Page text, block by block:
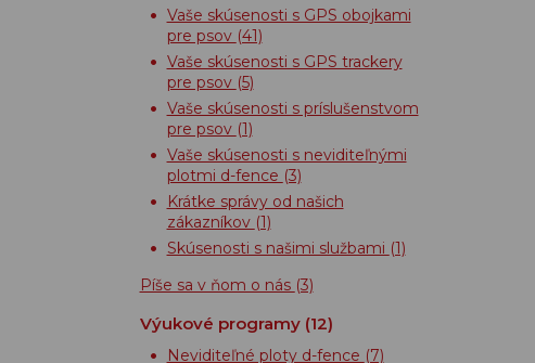
Vaše skúsenosti s GPS obojkami
pre psov (41)
Vaše skúsenosti s GPS trackery
pre psov (5)
Vaše skúsenosti s príslušenstvom
pre psov (1)
Vaše skúsenosti s neviditeľnými
plotmi d-fence (3)
Krátke správy od našich
zákazníkov (1)
Skúsenosti s našimi službami (1)
Píše sa v ňom o nás (3)
Výukové programy (12)
Neviditeľné ploty d-fence (7)